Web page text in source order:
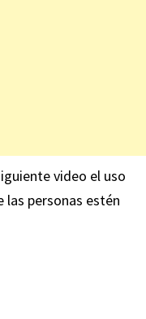
video el uso
las personas estén